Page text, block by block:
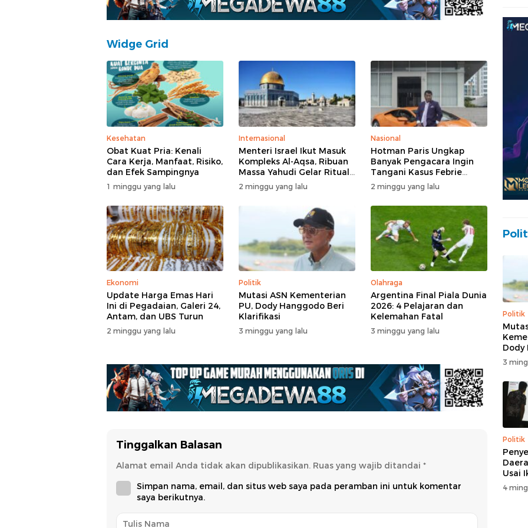
Widge Grid
Kesehatan
Obat Kuat Pria: Kenali
Cara Kerja, Manfaat, Risiko,
dan Efek Sampingnya
1 minggu yang lalu
Internasional
Menteri Israel Ikut Masuk
Kompleks Al-Aqsa, Ribuan
Massa Yahudi Gelar Ritual
di Tengah Pengamanan
Polisi
2 minggu yang lalu
Nasional
Hotman Paris Ungkap
Banyak Pengacara Ingin
Tangani Kasus Febrie
Adriansyah: Disebut “The
Dream Case”
2 minggu yang lalu
Ekonomi
Update Harga Emas Hari
Ini di Pegadaian, Galeri 24,
Antam, dan UBS Turun
2 minggu yang lalu
Politik
Mutasi ASN Kementerian
PU, Dody Hanggodo Beri
Klarifikasi
3 minggu yang lalu
Olahraga
Argentina Final Piala Dunia
2026: 4 Pelajaran dan
Kelemahan Fatal
3 minggu yang lalu
Tinggalkan Balasan
Alamat email Anda tidak akan dipublikasikan. Ruas yang wajib ditandai *
Simpan nama, email, dan situs web saya pada peramban ini untuk komentar
saya berikutnya.
Politik
Dody
Beri
3
Politik
Usai
4